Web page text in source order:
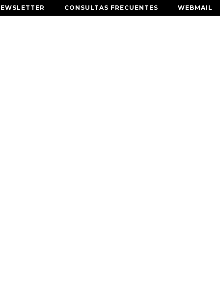
CONSULTAS FRECUENTES WEBMAIL